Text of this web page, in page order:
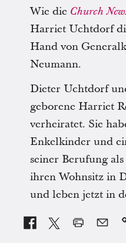
Wie die Church
Harriet Uchtdorf
Hand von
Neumann.
Dieter Uchtdorf
geborene Harriet
verheiratet. Sie
Enkelkinder und
seiner Berufung als
ihren Wohnsitz in
und leben jetzt in